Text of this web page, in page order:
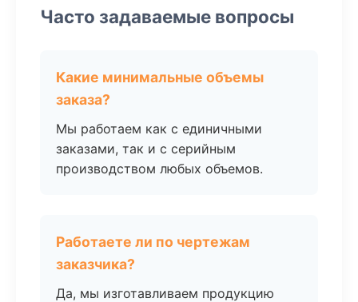
Часто задаваемые вопросы
Какие минимальные объемы
заказа?
Мы работаем как с единичными
заказами, так и с серийным
производством любых объемов.
Работаете ли по чертежам
заказчика?
Да, мы изготавливаем продукцию